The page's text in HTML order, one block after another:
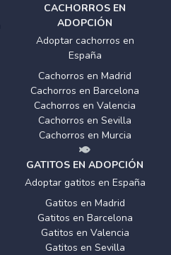
CACHORROS EN
ADOPCIÓN
Adoptar cachorros en
España
Cachorros en Madrid
Cachorros en Barcelona
Cachorros en Valencia
Cachorros en Sevilla
Cachorros en Murcia
GATITOS EN ADOPCIÓN
Adoptar gatitos en España
Gatitos en Madrid
Gatitos en Barcelona
Gatitos en Valencia
Gatitos en Sevilla